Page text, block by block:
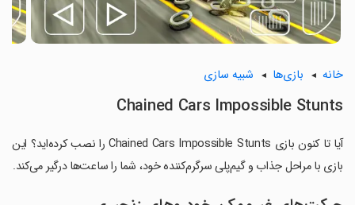
خانه بازی‌ها شبیه سازی
Chained Cars Impossible Stunts
آیا تا کنون بازی Chained Cars Impossible Stunts را نصب کرده‌اید؟ این
بازی با مراحل جذاب و گیم‌پلی سرگرم‌کننده خود، شما را ساعت‌ها درگیر می‌کند.